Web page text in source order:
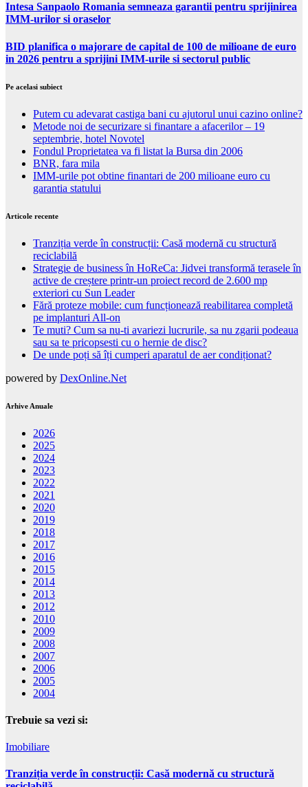
Intesa Sanpaolo Romania semneaza garantii pentru sprijinirea
IMM-urilor si oraselor
BID planifica o majorare de capital de 100 de milioane de euro
in 2026 pentru a sprijini IMM-urile si sectorul public
Pe acelasi subiect
Putem cu adevarat castiga bani cu ajutorul unui cazino online?
Metode noi de securizare si finantare a afacerilor – 19
septembrie, hotel Novotel
Fondul Proprietatea va fi listat la Bursa din 2006
BNR, fara mila
IMM-urile pot obtine finantari de 200 milioane euro cu
garantia statului
Articole recente
Tranziția verde în construcții: Casă modernă cu structură
reciclabilă
Strategie de business în HoReCa: Jidvei transformă terasele în
active de creștere printr-un proiect record de 2.600 mp
exteriori cu Sun Leader
Fără proteze mobile: cum funcționează reabilitarea completă
pe implanturi All-on
Te muti? Cum sa nu-ti avariezi lucrurile, sa nu zgarii podeaua
sau sa te pricopsesti cu o hernie de disc?
De unde poți să îți cumperi aparatul de aer condiționat?
powered by DexOnline.Net
Arhive Anuale
2026
2025
2024
2023
2022
2021
2020
2019
2018
2017
2016
2015
2014
2013
2012
2010
2009
2008
2007
2006
2005
2004
Trebuie sa vezi si:
Imobiliare
Tranziția verde în construcții: Casă modernă cu structură